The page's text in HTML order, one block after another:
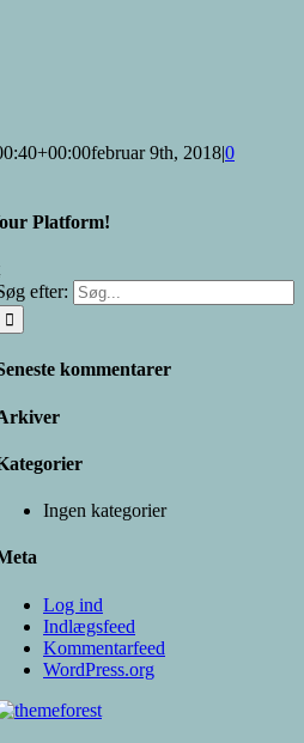
februar 9th, 2018|0
Platform!
efter:
kommentarer
Ingen kategorier
Log ind
Indlægsfeed
Kommentarfeed
WordPress.org